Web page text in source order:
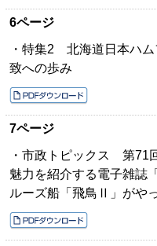
6ページ
・特集2 北海道日本ハ
致への歩み
7ページ
・市政トピックス 第71
魅力を紹介する電子雑誌
ルーズ船「飛鳥Ⅱ」がや